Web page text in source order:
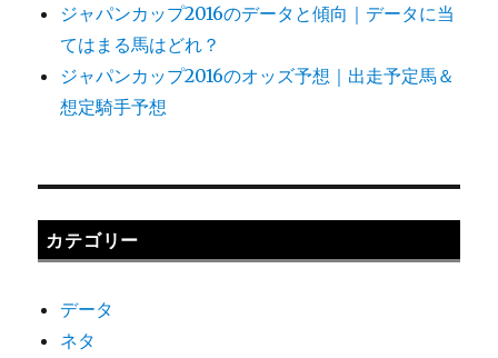
ジャパンカップ2016のデータと傾向｜データに当
てはまる馬はどれ？
ジャパンカップ2016のオッズ予想｜出走予定馬＆
想定騎手予想
カテゴリー
データ
ネタ